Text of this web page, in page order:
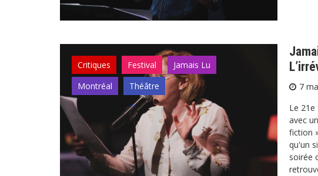
Critiques Festival
Jamais Lu
Montréal
Théâtre 7
Le
avec
fiction
qu'un
soirée